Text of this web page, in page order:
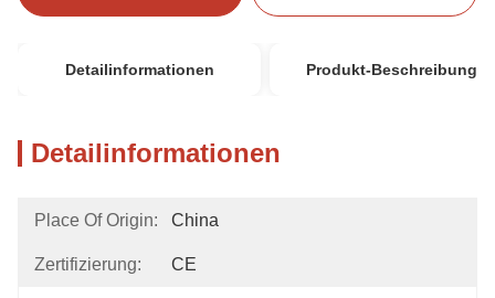
Detailinformationen Produkt-Beschreibung
Detailinformationen
Place Of Origin: China
Zertifizierung: CE